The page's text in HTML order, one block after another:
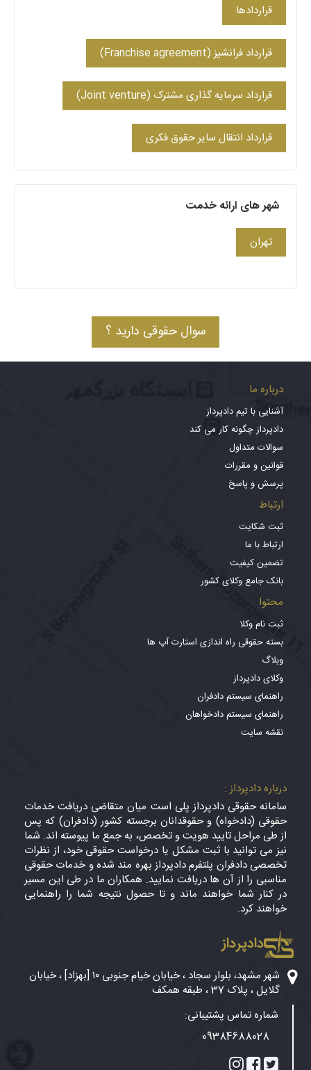
قراردادها
قرارداد فرانشیز (Franchise agreement)
قرارداد سرمایه گذاری مشترک (Joint venture)
قرارداد انتقال سایر حقوق فکری
شهر های ارائه خدمت
تهران
سوال حقوقی دارید ؟
درباره ما
آشنایی با تیم دادپرداز
دادپرداز چگونه کار می کند
سوالات متداول
قوانین و مقررات
پرسش و پاسخ
ارتباط
ثبت شکایت
ارتباط با ما
تضمین کیفیت
بانک جامع وکلای کشور
محتوا
ثبت نام وکلا
بسته حقوقی راه اندازی استارت آپ ها
وبلاگ
وکلای دادپرداز
راهنمای سیستم دادفران
راهنمای سیستم دادخواهان
نقشه سایت
درباره دادپرداز :
سامانه حقوقی دادپرداز پلی است میان متقاضی دریافت خدمات
حقوقی (دادخواه) و حقوقدانان برجسته کشور (دادفران) که پس
از طی مراحل تایید هویت و تخصص، به جمع ما پیوسته اند. شما
نیز می توانید با ثبت مشکل یا درخواست حقوقی خود، از نظرات
تخصصی دادفران پلتفرم دادپرداز بهره مند شده و خدمات حقوقی
مناسبی را از آن ها دریافت نمایید. همکاران ما در طی این مسیر
در کنار شما خواهند ماند و تا حصول نتیجه شما را راهنمایی
خواهند کرد.
دادپرداز
شهر مشهد، بلوار سجاد ، خیابان خیام جنوبی ۱۰ [بهزاد] ، خیابان
گلایل ، پلاک 37 ، طبقه همکف
شماره تماس پشتیبانی:
09384688028